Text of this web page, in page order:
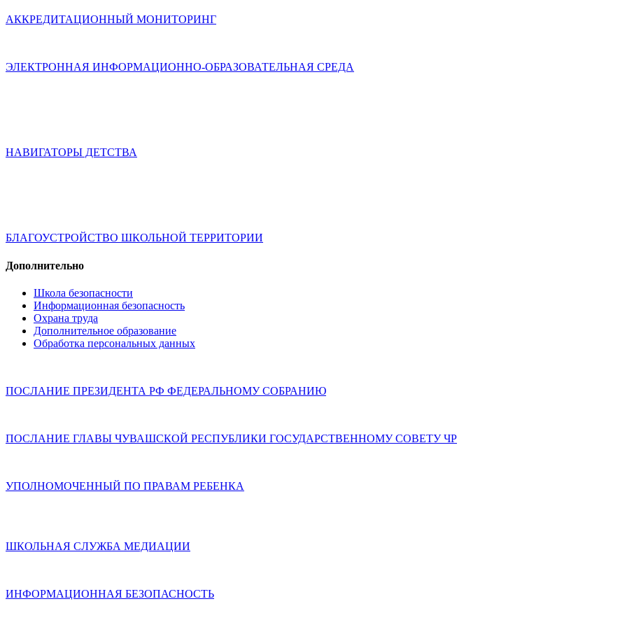
АККРЕДИТАЦИОННЫЙ МОНИТОРИНГ
ЭЛЕКТРОННАЯ ИНФОРМАЦИОННО-ОБРАЗОВАТЕЛЬНАЯ СРЕДА
НАВИГАТОРЫ ДЕТСТВА
БЛАГОУСТРОЙСТВО ШКОЛЬНОЙ ТЕРРИТОРИИ
Дополнительно
Школа безопасности
Информационная безопасность
Охрана труда
Дополнительное образование
Обработка персональных данных
ПОСЛАНИЕ ПРЕЗИДЕНТА РФ ФЕДЕРАЛЬНОМУ СОБРАНИЮ
ПОСЛАНИЕ ГЛАВЫ ЧУВАШСКОЙ РЕСПУБЛИКИ ГОСУДАРСТВЕННОМУ СОВЕТУ ЧР
УПОЛНОМОЧЕННЫЙ ПО ПРАВАМ РЕБЕНКА
ШКОЛЬНАЯ СЛУЖБА МЕДИАЦИИ
ИНФОРМАЦИОННАЯ БЕЗОПАСНОСТЬ